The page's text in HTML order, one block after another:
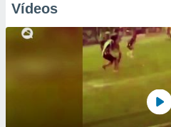
Vídeos